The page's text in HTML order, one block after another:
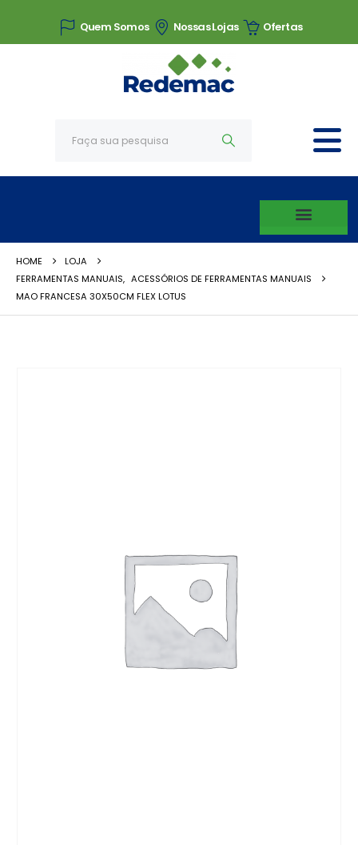
Quem Somos Nossas Lojas Ofertas
HOME
LOJA
FERRAMENTAS MANUAIS, ACESSÓRIOS DE FERRAMENTAS MANUAIS
MAO FRANCESA 30X50CM FLEX LOTUS